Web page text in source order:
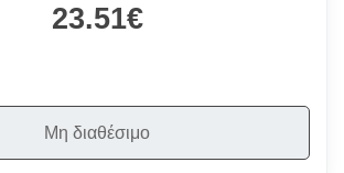
23.51€
Μη διαθέσιμο